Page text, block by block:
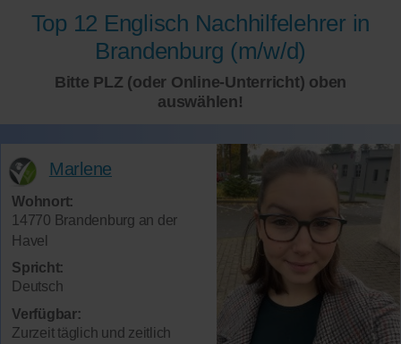
Top 12 Englisch Nachhilfelehrer in
Brandenburg (m/w/d)
Bitte PLZ (oder Online-Unterricht) oben
auswählen!
Marlene
Wohnort:
14770 Brandenburg an der
Havel
Spricht:
Deutsch
Verfügbar:
Zurzeit täglich und zeitlich